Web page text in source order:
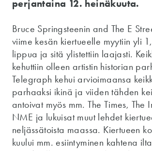
perjantaina 12. heinäkuuta.
Bruce Springsteenin and The E
viime kesän kiertueelle myytiin yli
lippua ja sitä ylistettiin laajasti.
kehuttiin olleen artistin historian
Telegraph kehui arvioimaansa
parhaaksi ikinä ja viiden tähden
antoivat myös mm. The Times, The
NME ja lukuisat muut lehdet
neljässätoista maassa. Kiertueen
kuului mm. esiintyminen kahtena